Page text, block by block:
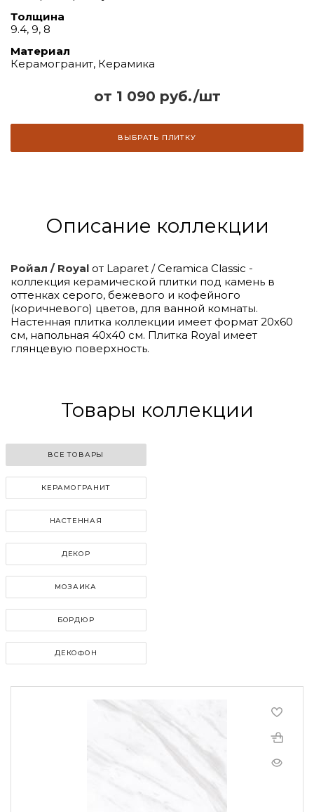
от 1 090 руб./шт
ВЫБРАТЬ ПЛИТКУ
Толщина
9.4, 9, 8
Материал
Керамогранит, Керамика
Описание коллекции
Ройал / Royal от Laparet / Ceramica Classic -
коллекция керамической плитки под камень в
оттенках серого, бежевого и кофейного
(коричневого) цветов, для ванной комнаты.
Настенная плитка коллекции имеет формат 20х60
см, напольная 40х40 см. Плитка Royal имеет
глянцевую поверхность.Click to
Товары коллекции
ВСЕ ТОВАРЫ
КЕРАМОГРАНИТ
НАСТЕННАЯ
ДЕКОР
МОЗАИКА
БОРДЮР
ДЕКОФОН